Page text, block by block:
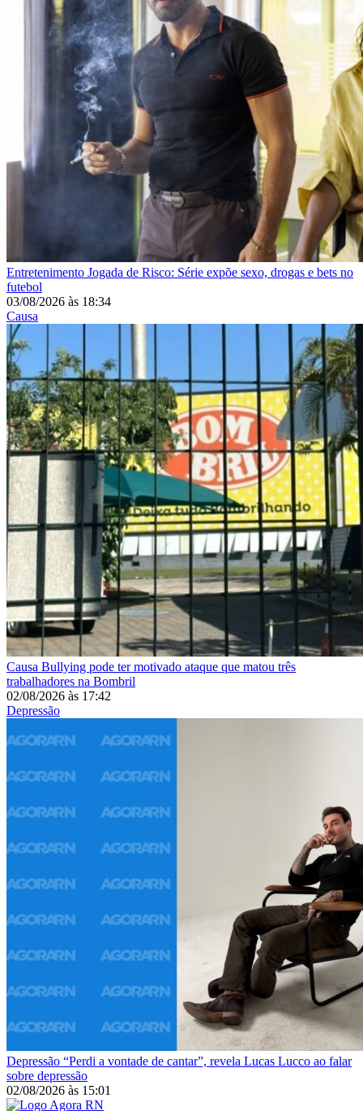
Entretenimento Jogada de Risco: Série expõe sexo, drogas e bets no
futebol
03/08/2026 às 18:34
Causa
Causa Bullying pode ter motivado ataque que matou três
trabalhadores na Bombril
02/08/2026 às 17:42
Depressão
Depressão “Perdi a vontade de cantar”, revela Lucas Lucco ao falar
sobre depressão
02/08/2026 às 15:01